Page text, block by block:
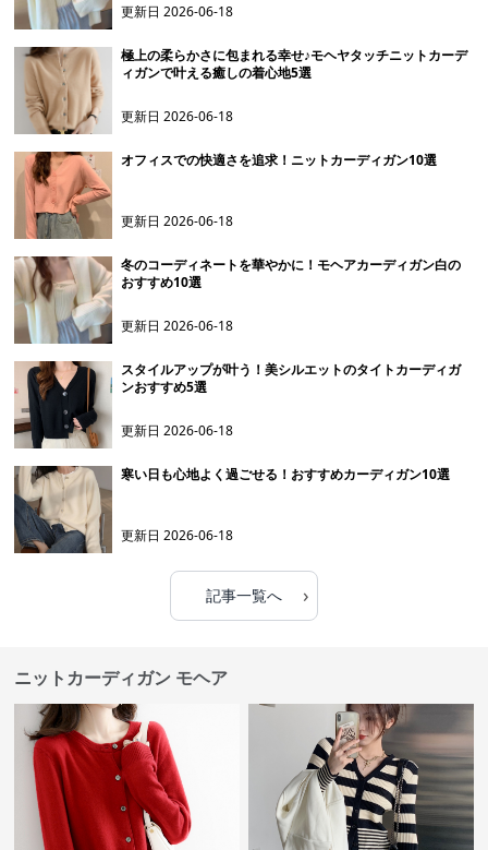
更新日2026-06-18
極上の柔らかさに包まれる幸せ♪モヘヤタッチニットカーデ
ィガンで叶える癒しの着心地5選
更新日2026-06-18
オフィスでの快適さを追求！ニットカーディガン10選
更新日2026-06-18
冬のコーディネートを華やかに！モヘアカーディガン白の
おすすめ10選
更新日2026-06-18
スタイルアップが叶う！美シルエットのタイトカーディガ
ンおすすめ5選
更新日2026-06-18
寒い日も心地よく過ごせる！おすすめカーディガン10選
更新日2026-06-18
記事一覧へ ›
ニットカーディガン モヘア